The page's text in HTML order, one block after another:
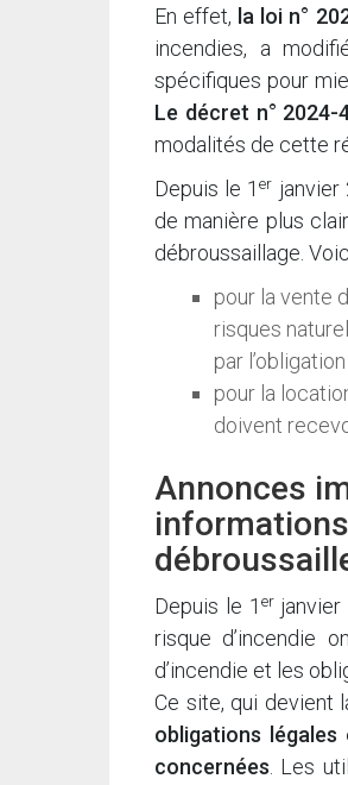
En effet, la loi n°
incendies, a
spécifiques pour
Le décret n° 2024-
modalités de cette
Depuis le 1er
de manière plus
débroussaillage.
pour la vente
risques
par
pour la
doivent
Annonces
Depuis le 1 erjanvier
risque d’incendie
d’incendie et les
Ce site, qui devient
obligations légales
concernées. Les